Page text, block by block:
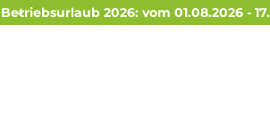
Betriebsurlaub 2026: vom 01.08.2026 -